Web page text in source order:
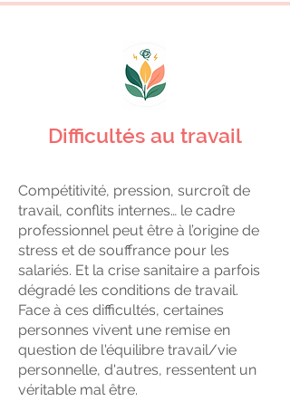
Difficultés au travail
Compétitivité, pression, surcroît de
travail, conflits internes… le cadre
professionnel peut être à l’origine de
stress et de souffrance pour les
salariés. Et la crise sanitaire a parfois
dégradé les conditions de travail.
Face à ces difficultés, certaines
personnes vivent une remise en
question de l'équilibre travail/vie
personnelle, d'autres, ressentent un
véritable mal être.